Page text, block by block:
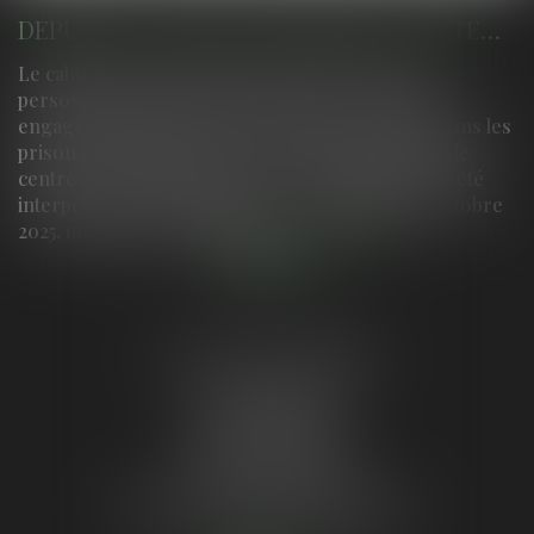
DEPUIS SA CELLULE DE PRISON, UN DÉTENU DIRIGEAIT DES LIVRAISONS PAR DRONE DANS TOUT LE SUD-OUEST
Le cabinet assure la défense des intérêts d'une
personne prévenue dans ce dossier. La police a
engagé une lutte contre les largages par drone dans les
prisons. Huit membres d’un réseau dirigé depuis le
centre de détention de Neuvic, en Dordogne, ont été
interpellés en ce début janvier Une nuit de fin octobre
2025, un équipage de polici...